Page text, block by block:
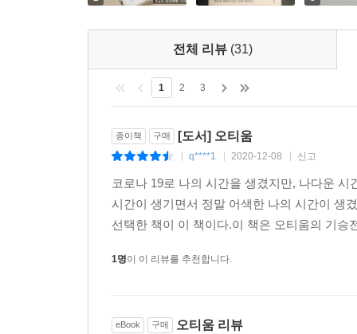
휴식이 성장이 되는 시간,
오티움을 시작하면
· 내가 좋아하는 것을 발견하게 된다
· 외부로 향했던 주의가 온전히 내부로 향한다
· 순수한 몰입의 즐거움을 느끼게 된다
· 일상에 활기가 생겨난다
· 나만의 색깔과 향기를 갖게 된다
· 일과 여가 사이 균형이 이루어진다
전체 리뷰 (31)
1 2 3
종이책 구매 [도서] 오티움
q****1 2020-12-08 신고
코로나 19로 나의 시간을 생겼지만, 나다운
시간이 생기면서 정말 어색한 나의 시간이 생
선택한 책이 이 책이다.이 책은 오티움의 기
1명이 이 리뷰를 추천합니다.
eBook 구매 오티움 리뷰